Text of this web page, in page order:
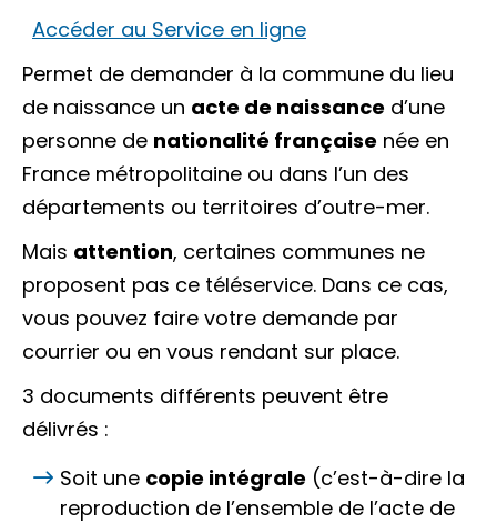
Accéder au Service en ligne
Permet de demander à la commune du lieu
de naissance un acte de naissance d’une
personne de nationalité française née en
France métropolitaine ou dans l’un des
départements ou territoires d’outre-mer.
Mais attention, certaines communes ne
proposent pas ce téléservice. Dans ce cas,
vous pouvez faire votre demande par
courrier ou en vous rendant sur place.
3 documents différents peuvent être
délivrés :
Soit une copie intégrale (c’est-à-dire la
reproduction de l’ensemble de l’acte de